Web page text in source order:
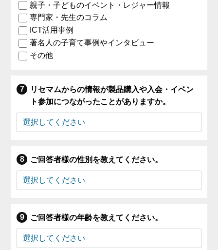
親子・子どものイベント・レジャー情報
専門家・先生のコラム
ICT活用事例
著名人の子育て事例やインタビュー
その他
リセマムからの情報が製品購入や入会・イベン
ト参加につながったことがありますか。
ご回答者様の性別を教えてください。
ご回答者様の年齢を教えてください。